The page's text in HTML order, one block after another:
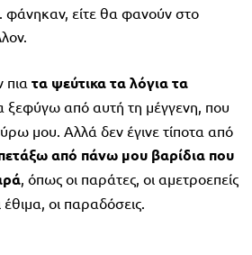
φάνηκαν, είτε θα φανούν στο
πια τα ψεύτικα τα λόγια τα
από αυτή τη μέγγενη, που
μου. Αλλά δεν έγινε τίποτα από
από πάνω μου βαρίδια που
, όπως οι παράτες, οι αμετροεπείς
έθιμα, οι παραδόσεις.